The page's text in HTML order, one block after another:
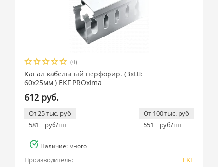
(0)
Канал кабельный перфорир. (ВхШ:
60х25мм.) EKF PROxima
612 руб.
От 25 тыс. руб
581
руб/шт
От 100 тыс. руб
551
руб/шт
Наличие: много
Производитель:
EKF